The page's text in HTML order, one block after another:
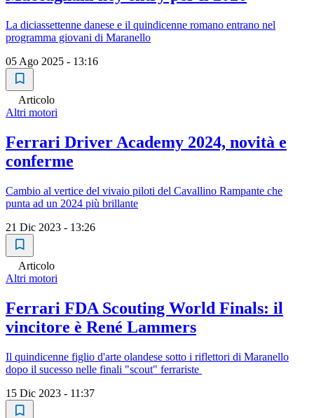
La diciassettenne danese e il quindicenne romano entrano nel
programma giovani di Maranello
05 Ago 2025 - 13:16
Articolo
Altri motori
Ferrari Driver Academy 2024, novità e
conferme
Cambio al vertice del vivaio piloti del Cavallino Rampante che
punta ad un 2024 più brillante
21 Dic 2023 - 13:26
Articolo
Altri motori
Ferrari FDA Scouting World Finals: il
vincitore è René Lammers
Il quindicenne figlio d'arte olandese sotto i riflettori di Maranello
dopo il sucesso nelle finali "scout" ferrariste
15 Dic 2023 - 11:37